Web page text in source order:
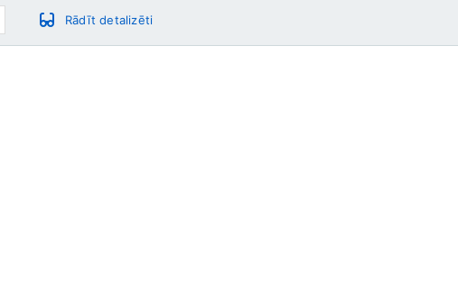
Rādīt detalizēti